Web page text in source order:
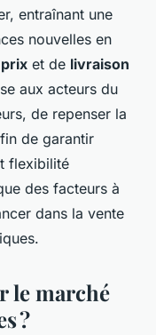
entraînant une
nouvelles en
prix et de livraison
aux acteurs du
de repenser la
de garantir
flexibilité
des facteurs à
dans la vente
le marché
?